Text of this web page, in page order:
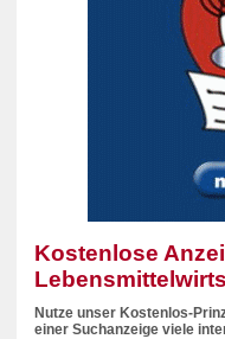
Kostenlose
Nutze unser Kostenlos-
einer Suchanzeige viele